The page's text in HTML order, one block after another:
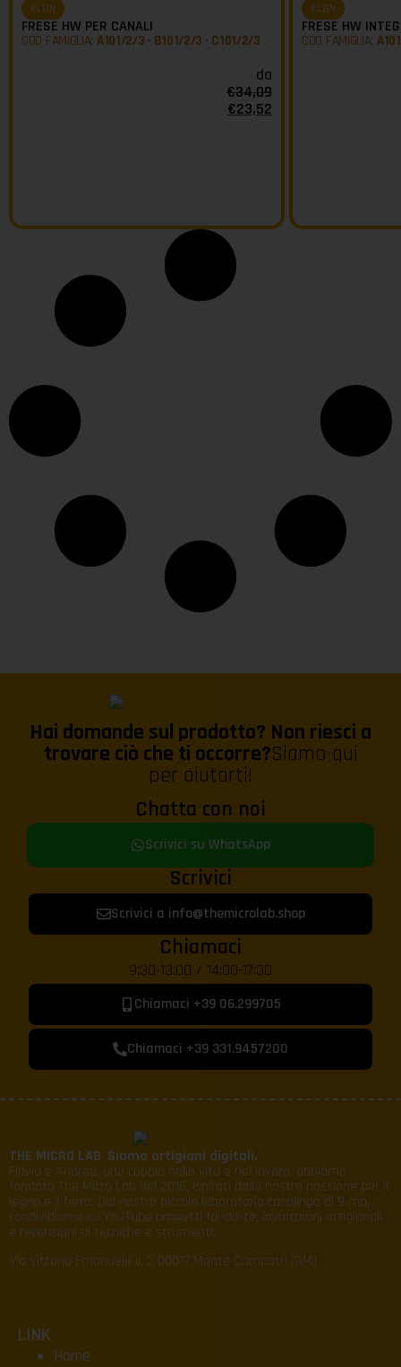
KLEIN
FRESE HW PER CANALI
COD FAMIGLIA: A101/2/3 - B101/2/3 - C101/2/3
da
€34,09
€23,52
KLEIN
FRESE HW
COD FAMIGLIA: A101
Hai domande sul prodotto? Non riesci a
trovare ciò che ti occorre?Siamo qui
per aiutarti!
Chatta con noi
Scrivici su WhatsApp
Scrivici
Scrivici a info@themicrolab.shop
Chiamaci
9:30-13:00 / 14:00-17:30
Chiamaci +39 06.299705
Chiamaci +39 331.9457200
THE MICRO LAB. Siamo artigiani digitali.
Flavia e Andrea, una coppia nella vita e nel lavoro, abbiamo
fondato The Micro Lab nel 2016, ispirati dalla nostra passione per il
legno e il ferro. Dal nostro piccolo laboratorio casalingo di 9 mq,
condividiamo su YouTube progetti fai-da-te, lavorazioni artigianali
e recensioni di tecniche e strumenti.
Via Vittorio Emanuele II, 2 00077 Monte Compatri (RM)
LINK
Home